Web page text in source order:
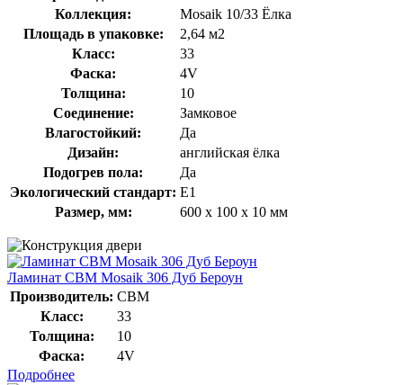
Коллекция:
Mosaik 10/33 Ёлка
Площадь в упаковке:
2,64 м2
Класс:
33
Фаска:
4V
Толщина:
10
Соединение:
Замковое
Влагостойкий:
Да
Дизайн:
английская ёлка
Подогрев пола:
Да
Экологический стандарт: E1
Размер, мм:
600 х 100 х 10 мм
Ламинат CBM Mosaik 306 Дуб Бероун
Производитель: CBM
Класс:
33
Толщина:
10
Фаска:
4V
Подробнее